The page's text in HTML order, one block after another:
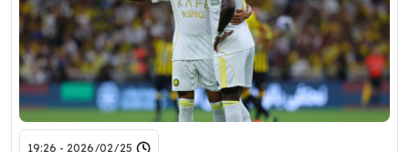
2026/02/25 - 19:26